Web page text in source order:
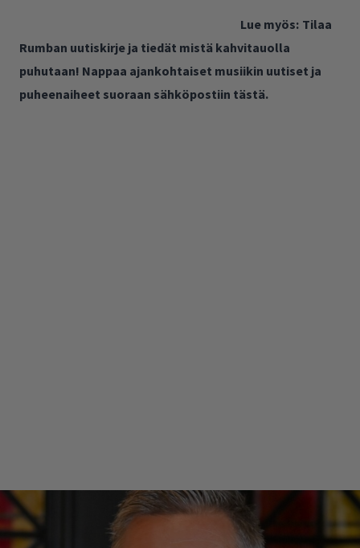
Lue myös: Tilaa
Rumban uutiskirje ja tiedät mistä kahvitauolla
puhutaan! Nappaa ajankohtaiset musiikin uutiset ja
puheenaiheet suoraan sähköpostiin tästä.